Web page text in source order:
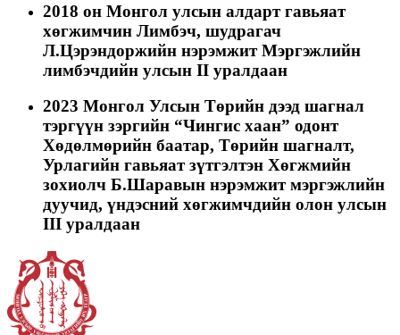
2018 он Монгол улсын алдарт гавьяат
хөгжимчин Лимбэч, шудрагач
Л.Цэрэндоржийн нэрэмжит Мэргэжлийн
лимбэчдийн улсын II уралдаан
2023 Монгол Улсын Төрийн дээд шагнал
тэргүүн зэргийн “Чингис хаан” одонт
Хөдөлмөрийн баатар, Төрийн шагналт,
Урлагийн гавьяат зүтгэлтэн Хөгжмийн
зохиолч Б.Шаравын нэрэмжит мэргэжлийн
дуучид, үндэсний хөгжимчдийн олон улсын
III уралдаан